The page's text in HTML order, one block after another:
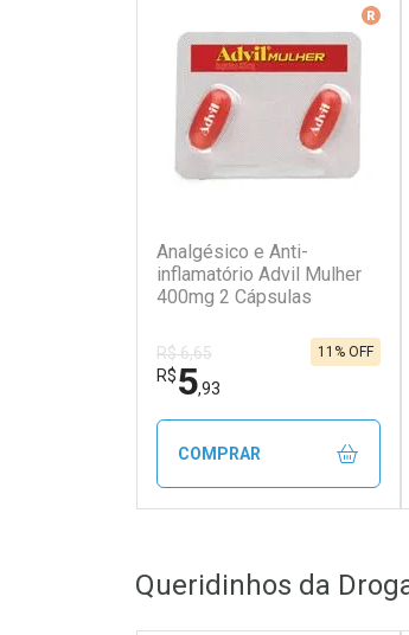
Analgésico e Anti-
inflamatório Advil Mulher
400mg 2 Cápsulas
R$ 6,65
R$5,93
11% OFF
COMPRAR
Laboratório
Por Menos
Queridinhos da